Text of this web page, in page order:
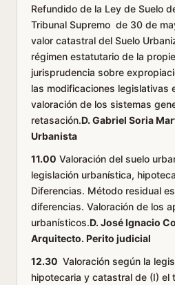
Refundido de la Ley de Suelo
Tribunal Supremo de 30 de
valor catastral del Suelo
régimen estatutario de la
jurisprudencia sobre
las modificaciones legislativas
valoración de los sistemas
retasación.D. Gabriel Soria
Urbanista
11.00 Valoración del suelo
legislación urbanística,
Diferencias. Método residual
diferencias. Valoración de los
urbanísticos.D. José Ignacio
Arquitecto. Perito judicial
12.30 Valoración según la
hipotecaria y catastral de (I) el